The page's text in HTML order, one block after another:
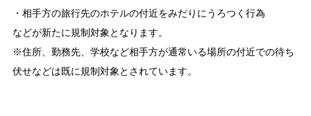
・相手方の旅行先のホテルの付近をみだりにうろつく行為
などが新たに規制対象となります。
※住所、勤務先、学校など相手方が通常いる場所の付近での待ち
伏せなどは既に規制対象とされています。